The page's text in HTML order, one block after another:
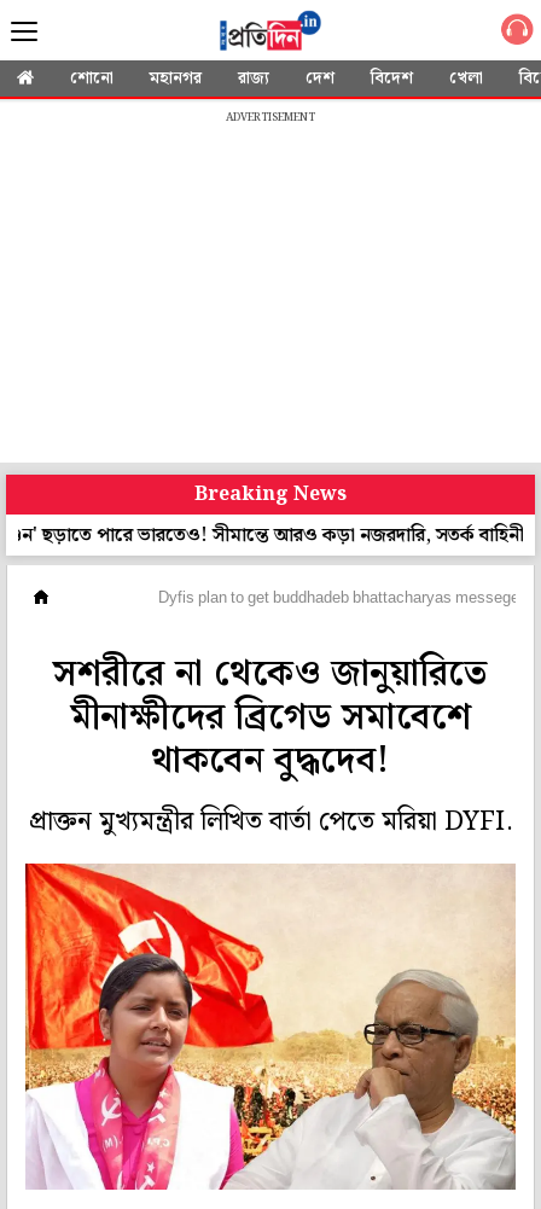
শোনো মহানগর রাজ্য দেশ বিদেশ খেলা
ADVERTISEMENT
Breaking News
ভারতেও! সীমান্তে আরও কড়া নজরদারি, সতর্ক বাহিনীও
Dyfis plan to get buddhadeb bhattacharyas messege
সশরীরে না থেকেও জানুয়ারিতে
মীনাক্ষীদের ব্রিগেড সমাবেশে
থাকবেন বুদ্ধদেব!
প্রাক্তন মুখ্যমন্ত্রীর লিখিত বার্তা পেতে মরিয়া DYFI.